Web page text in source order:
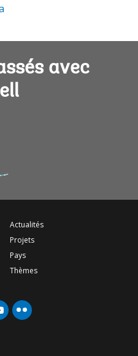
avec
Actualités
Projets
Pays
Thèmes